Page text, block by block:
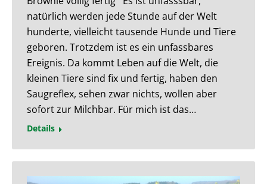
natürlich werden jede Stunde auf der Welt
hunderte, vielleicht tausende Hunde und Tiere
geboren. Trotzdem ist es ein unfassbares
Ereignis. Da kommt Leben auf die Welt, die
kleinen Tiere sind fix und fertig, haben den
Saugreflex, sehen zwar nichts, wollen aber
sofort zur Milchbar. Für mich ist das…
Details